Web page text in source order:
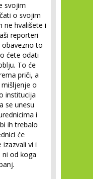
svojim
o svojim
ne hvališete i
reporteri
obavezno to
ćete odati
To će
priči, a
o
institucija
se unesu
i
ih trebalo
će
vi i
od koga